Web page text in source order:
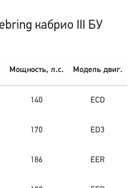
кабрио III БУ
Мощность, л.с. Модель двиг.
140 ECD
170 ED3
186 EER